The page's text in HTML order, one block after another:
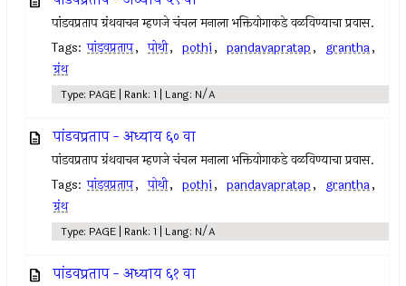
पांडवप्रताप ग्रंथवाचन म्हणजे चंचल मनाला भक्तियोगाकडे वळविण्याचा प्रवास.
Tags: पांडवप्रताप, पोथी, pothi, pandavapratap, grantha,
ग्रंथ
Type: PAGE | Rank: 1 | Lang: N/A
पांडवप्रताप - अध्याय ६० वा
पांडवप्रताप ग्रंथवाचन म्हणजे चंचल मनाला भक्तियोगाकडे वळविण्याचा प्रवास.
Tags: पांडवप्रताप, पोथी, pothi, pandavapratap, grantha,
ग्रंथ
Type: PAGE | Rank: 1 | Lang: N/A
पांडवप्रताप - अध्याय ६१ वा